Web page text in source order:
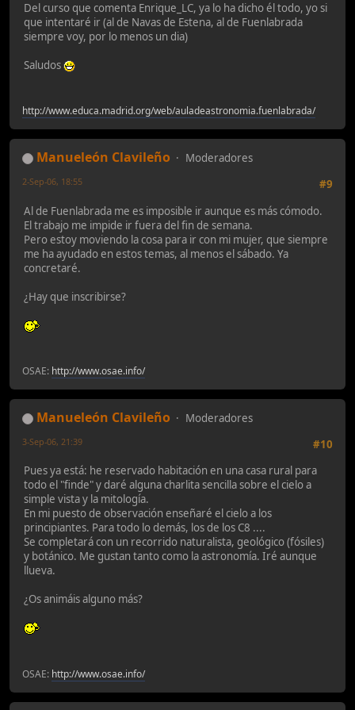
Del curso que comenta Enrique_LC, ya lo ha dicho él todo, yo si
que intentaré ir (al de Navas de Estena, al de Fuenlabrada
siempre voy, por lo menos un dia)
Saludos
http://www.educa.madrid.org/web/auladeastronomia.fuenlabrada/
Manueleón Clavileño
Moderadores
#9
2-Sep-06, 18:55
Al de Fuenlabrada me es imposible ir aunque es más cómodo.
El trabajo me impide ir fuera del fin de semana.
Pero estoy moviendo la cosa para ir con mi mujer, que siempre
me ha ayudado en estos temas, al menos el sábado. Ya
concretaré.
¿Hay que inscribirse?
OSAE: http://www.osae.info/
Manueleón Clavileño
Moderadores
#10
3-Sep-06, 21:39
Pues ya está: he reservado habitación en una casa rural para
todo el "finde" y daré alguna charlita sencilla sobre el cielo a
simple vista y la mitología.
En mi puesto de observación enseñaré el cielo a los
principiantes. Para todo lo demás, los de los C8 ....
Se completará con un recorrido naturalista, geológico (fósiles)
y botánico. Me gustan tanto como la astronomía. Iré aunque
llueva.
¿Os animáis alguno más?
OSAE: http://www.osae.info/